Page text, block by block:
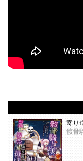
寄り
骸骨